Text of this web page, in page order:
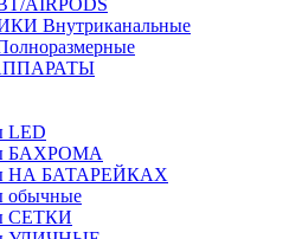
AIRPODS
Внутриканальные
LED
БАХРОМА
НА БАТАРЕЙКАХ
обычные
СЕТКИ